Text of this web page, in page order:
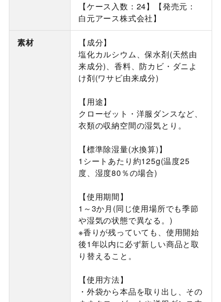
【ケース入数：24】【発売元：
白元アース株式会社】
素材
【成分】
塩化カルシウム、保水剤(天然由
来成分)、香料、防カビ・ダニよ
け剤(ワサビ由来成分)
【用途】
クローゼット・洋服ダンスなど、
衣類の収納空間の湿気とり。
【標準除湿量(水換算)】
1シートあたり約125g(温度25
度、湿度80％の場合)
【使用期間】
1～3か月(同じ使用場所でも季節
や湿気の状態で異なる。)
※香りが残っていても、使用開始
後1年以内に必ず新しい商品と取
り替えること。
【使用方法】
・外袋から本品を取り出し、その